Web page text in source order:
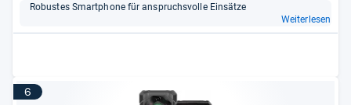
Robus­tes Smart­phone für anspruchs­volle Ein­sätze
Weiterlesen
6